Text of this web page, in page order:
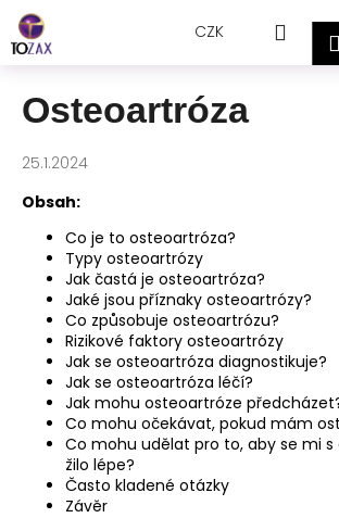
Přejít
obsah
CZK
Osteoartróza
25.1.2024
Obsah:
Co je to osteoartróza?
Typy osteoartrózy
Jak častá je osteoartróza?
Jaké jsou příznaky osteoartrózy?
Co způsobuje osteoartrózu?
Rizikové faktory osteoartrózy
Jak se osteoartróza diagnostikuje?
Jak se osteoartróza léčí?
Jak mohu osteoartróze
Co mohu očekávat, pokud mám
Co mohu udělat pro to, aby se mi
žilo lépe?
Často kladené otázky
Závěr
o
C
p
o